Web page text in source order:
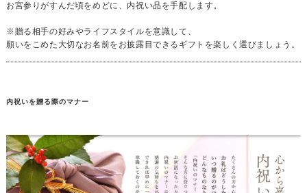
お宮参りがすんだ頃をめどに、内祝い品を手配します。
※贈る相手の好みやライフスタイルを意識して、
願いをこめた大切なお名前をお披露目できるギフトを楽しく選びましょう。
内祝いを贈る際のマナー